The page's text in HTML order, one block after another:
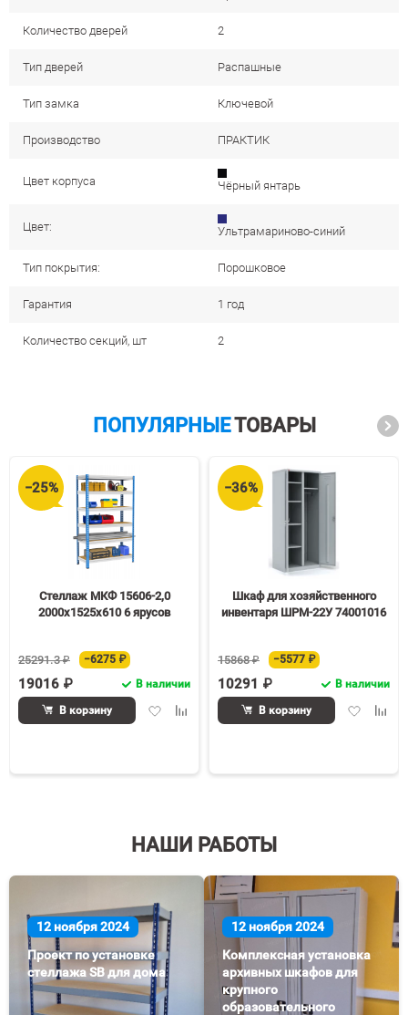
Количество дверей 2
Тип дверей Распашные
Тип замка Ключевой
Производство ПРАКТИК
Цвет корпуса Чёрный янтарь
Цвет: Ультрамариново-синий
Тип покрытия: Порошковое
Гарантия 1 год
Количество секций, шт 2
ПОПУЛЯРНЫЕТОВАРЫ
−25%
Стеллаж МКФ 15606-2,0
2000х1525х610 6 ярусов
25291.3 ₽ −6275 ₽
19016 ₽ В наличии
ДобавитьДобавить
В корзину
−36%
Шкаф для хозяйственного
инвентаря ШРМ-22У 74001016
15868 ₽ −5577 ₽
10291 ₽ В наличии
Добавить
В корзину
НАШИ РАБОТЫ
12 ноября 2024
Проект по установке
стеллажа SB для дома
12 ноября 2024
Комплексная установка
архивных шкафов для
крупного
образовательного